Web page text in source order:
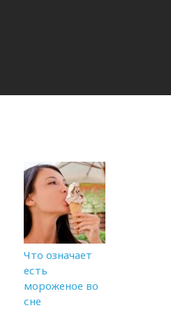
Что означает
есть
мороженое во
сне